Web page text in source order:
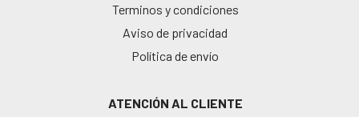
Terminos y condiciones
Aviso de privacidad
Política de envío
ATENCIÓN AL CLIENTE